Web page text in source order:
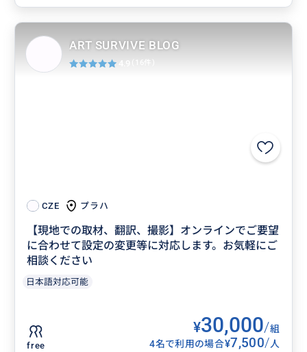
CZE プラハ
【現地での取材、翻訳、撮影】オンラインでご要望
に合わせて設定の変更等に対応します。お気軽にご
相談ください
日本語対応可能
free
¥30,000/組
4名で利用の場合¥7,500/人
ART SURVIVE BLOG
4.9 (16件)